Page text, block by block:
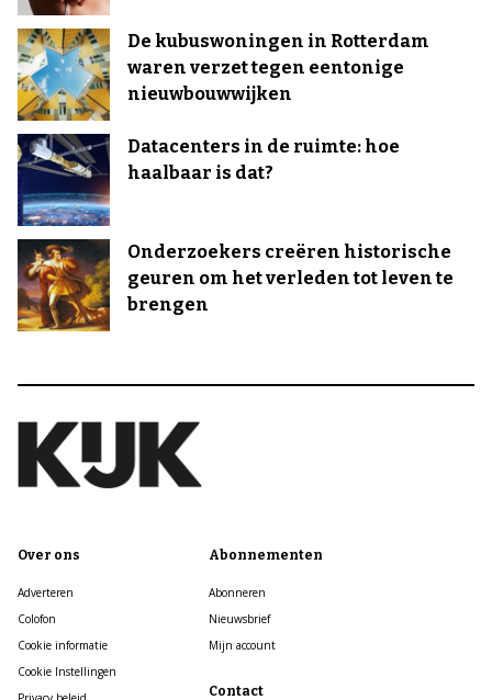
De kubuswoningen in Rotterdam
waren verzet tegen eentonige
nieuwbouwwijken
Datacenters in de ruimte: hoe
haalbaar is dat?
Onderzoekers creëren historische
geuren om het verleden tot leven te
brengen
Over ons
Adverteren
Colofon
Cookie informatie
Cookie Instellingen
Abonnementen
Abonneren
Nieuwsbrief
Mijn account
Contact